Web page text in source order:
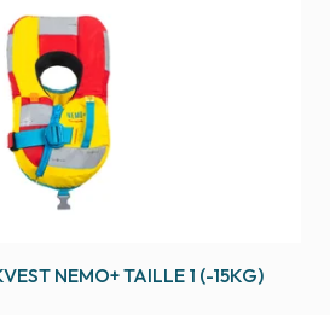
NEMO+ TAILLE 1 (-15KG)